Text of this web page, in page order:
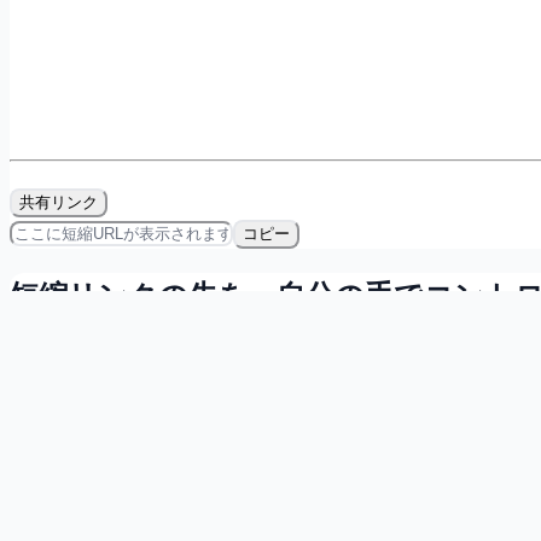
共有リンク
コピー
短縮リンクの先を、自分の手でコントロ